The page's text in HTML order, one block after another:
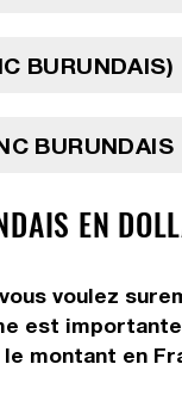
BURUNDAIS)
BURUNDAIS
EN
voulez
est
montant en